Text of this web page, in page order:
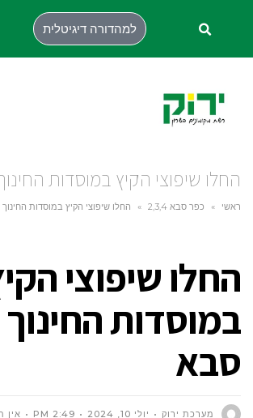
למהדורה דיגיטלית
החלו שיפוצי הקיץ במוסדות
ראשי » כפר סבא 2,3,4 » החלו שיפוצי הקיץ במוסדות
החלו שיפוצי
במוסדות
סבא
מערכת ירוק יולי 10, 2024 2:49 PM אין